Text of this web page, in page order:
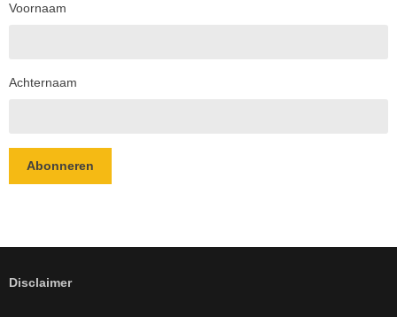
Voornaam
Achternaam
Abonneren
Disclaimer